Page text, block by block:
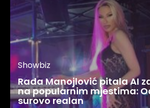
Showbiz
Rada Manojlović pitala AI
na popularnim mjestima:
surovo realan